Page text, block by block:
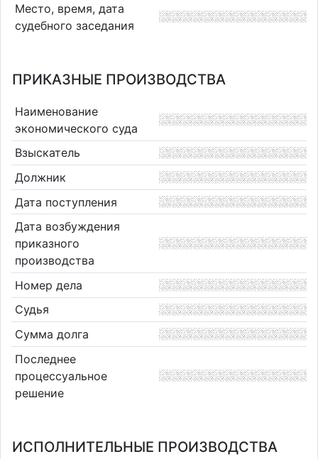
Место, время, дата
судебного заседания
ПРИКАЗНЫЕ ПРОИЗВОДСТВА
Наименование
экономического суда
Взыскатель
Должник
Дата поступления
Дата возбуждения
приказного
производства
Номер дела
Судья
Сумма долга
Последнее
процессуальное
решение
ИСПОЛНИТЕЛЬНЫЕ ПРОИЗВОДСТВА